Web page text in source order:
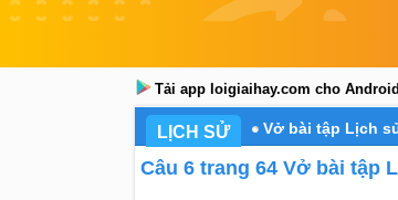
Tải app loigiaihay.com cho
LỊCH SỬ Vở bài tập Lịch
Câu 6 trang 64 Vở bài tập